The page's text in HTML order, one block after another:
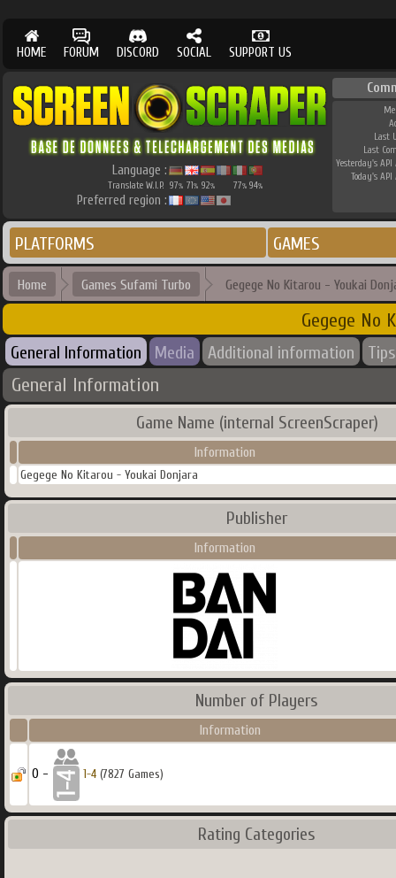
HOME FORUM DISCORD SOCIAL SUPPORT US
Language :
Translate W.I.P. 97% 71% 92% 77% 94%
Preferred region :
Last
Last
Yesterday's API
Today's API
PLATFORMS GAMES
Home Games Sufami Turbo Gegege No Kitarou - Youkai
Gegege No
General Information Media Additional information Tips
General Information
Game Name (internal ScreenScraper)
Information
Gegege No Kitarou - Youkai Donjara
Publisher
Information
Number of Players
Information
0 - 1-4 (7827 Games)
Rating Categories